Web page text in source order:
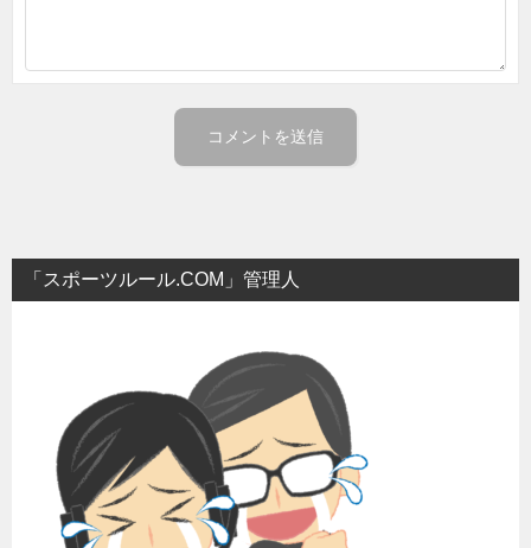
「スポーツルール.COM」管理人